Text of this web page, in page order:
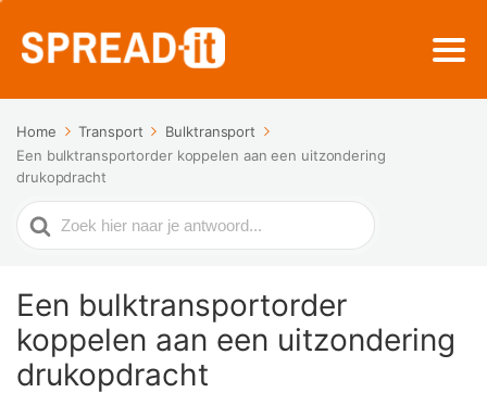
Home Transport
Bulktransport
Een bulktransportorder koppelen aan een uitzondering
drukopdracht
Zoek
naar
Een bulktransportorder
koppelen aan een uitzondering
drukopdracht